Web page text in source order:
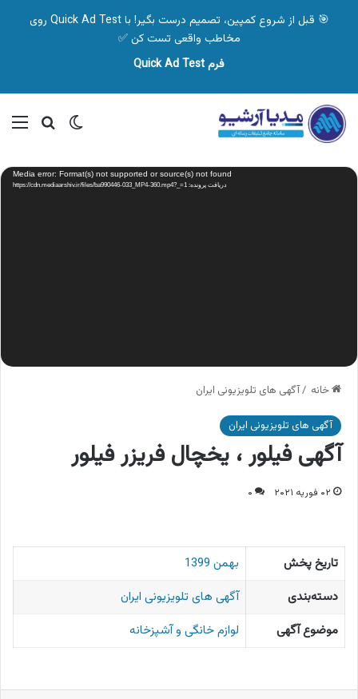
🎯 قبل از شروع کمپین، تصمیم درست بگیر! با Quick Ad Test روی
مخاطب واقعی تست کن ✅
فرم Quick Ad Test
تغییر پوسته
نمایشگر
ویدیو Media error: Format(s) not supported or source(s) not found
دریافت پرونده: https://cdn.mediaarshiv.ir/files/ba990446-033_MP4-360.mp4?_=1
خانه /آگهی های تلویزیونی ایران
آگهی های تلویزیونی ایران
آگهی فیلور ، یخچال فریزر فیلور
۰۲ فوریه ۲۰۲۱ ۰
تاریخ پخش
بهمن 1399
دسته‌بندی
آگهی های تلویزیونی ایران
موضوع آگهی
لوازم خانگی و آشپزخانه